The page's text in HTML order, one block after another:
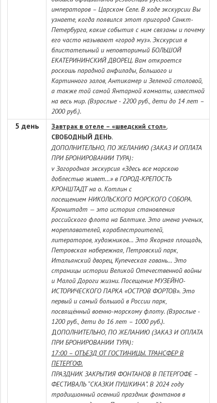
императоров – Царском Селе. В ходе экскурсии Вы
узнаете, когда появился этот пригород Санкт-
Петербурга, какие события с ним связаны и почему
его часто называют «город муз». Экскурсия в
блистательный и неповторимый БОЛЬШОЙ
ЕКАТЕРИНИНСКИЙ ДВОРЕЦ. Вам откроется
роскошь парадной анфилады, Большого и
Картинного залов, Антикамер и Зеленой столовой,
а также той самой Янтарной комнаты, известной
на весь мир. (Взрослые - 2200 руб., дети до 14 лет –
2000 руб.).
5 день
Завтрак в отеле – «шведский стол».
СВОБОДНЫЙ ДЕНЬ.
ДОПОЛНИТЕЛЬНО, ПО ЖЕЛАНИЮ (ЗАКАЗ И ОПЛАТА
ПРИ БРОНИРОВАНИИ ТУРА):
v Загородная экскурсия «Здесь все морскою
доблестью живет…» в ГОРОД-КРЕПОСТЬ
КРОНШТАДТ на о. Котлин с
посещением НИКОЛЬСКОГО МОРСКОГО СОБОРА.
Кронштадт — это история становления
российского флота на Балтике. Это имена ученых,
мореплавателей, кораблестроителей,
литераторов, художников… Это Якорная площадь,
Петровская набережная, Петровский парк,
Итальянский дворец, Купеческая гавань… Это
страницы истории Великой Отечественной войны
и Малой Дороги жизни. Посещение МУЗЕЙНО-
ИСТОРИЧЕСКОГО ПАРКА «ОСТРОВ ФОРТОВ». Это
первый и самый большой в России парк,
посвящённый военно-морскому флоту. (Взрослые -
1200 руб., дети до 16 лет – 1000 руб.).
ДОПОЛНИТЕЛЬНО, ПО ЖЕЛАНИЮ (ЗАКАЗ И ОПЛАТА
ПРИ БРОНИРОВАНИИ ТУРА):
17:00 – ОТЪЕЗД ОТ ГОСТИНИЦЫ. ТРАНСФЕР В
ПЕТЕРГОФ.
ПРАЗДНИК ЗАКРЫТИЯ ФОНТАНОВ В ПЕТЕРГОФЕ –
ФЕСТИВАЛЬ “СКАЗКИ ПУШКИНА”. В 2024 году
традиционный осенний праздник фонтанов в